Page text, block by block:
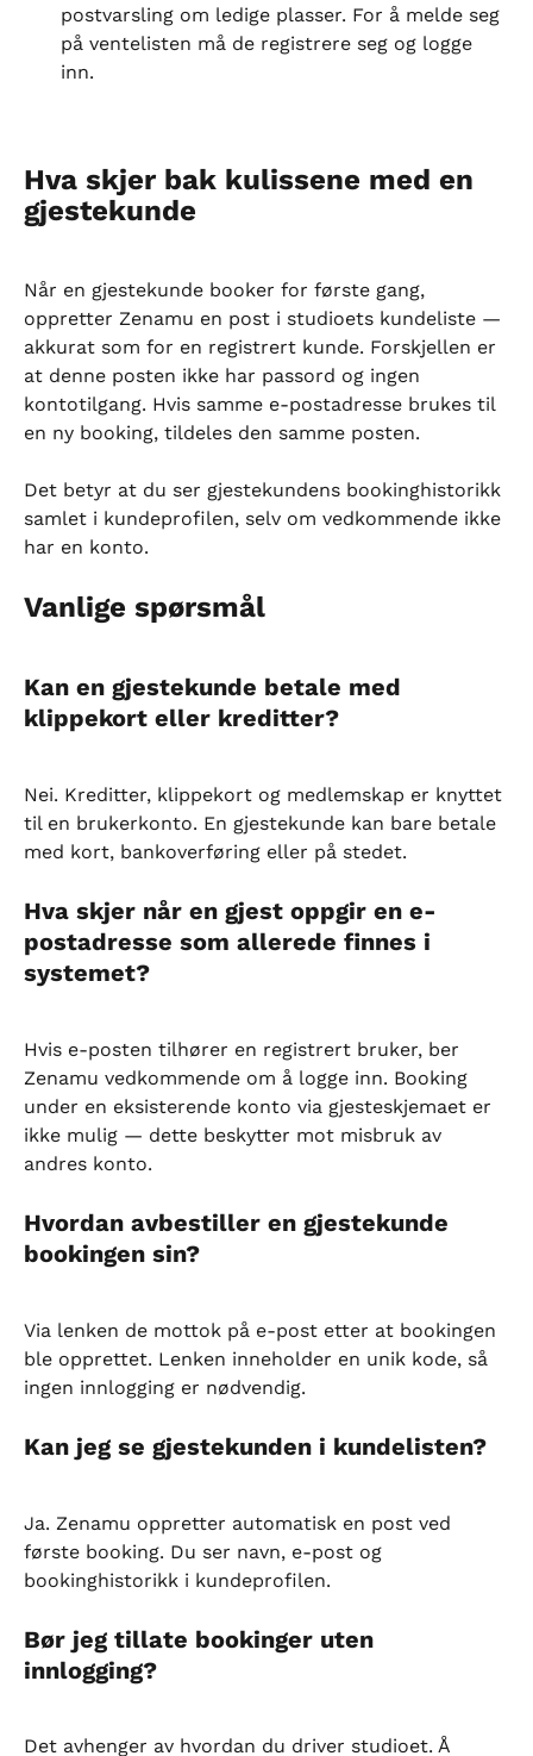
postvarsling om ledige plasser. For å melde seg
på ventelisten må de registrere seg og logge
inn.
Hva skjer bak kulissene med en
gjestekunde
Når en gjestekunde booker for første gang,
oppretter Zenamu en post i studioets kundeliste —
akkurat som for en registrert kunde. Forskjellen er
at denne posten ikke har passord og ingen
kontotilgang. Hvis samme e-postadresse brukes til
en ny booking, tildeles den samme posten.
Det betyr at du ser gjestekundens bookinghistorikk
samlet i kundeprofilen, selv om vedkommende ikke
har en konto.
Vanlige spørsmål
Kan en gjestekunde betale med
klippekort eller kreditter?
Nei. Kreditter, klippekort og medlemskap er knyttet
til en brukerkonto. En gjestekunde kan bare betale
med kort, bankoverføring eller på stedet.
Hva skjer når en gjest oppgir en e-
postadresse som allerede finnes i
systemet?
Hvis e-posten tilhører en registrert bruker, ber
Zenamu vedkommende om å logge inn. Booking
under en eksisterende konto via gjesteskjemaet er
ikke mulig — dette beskytter mot misbruk av
andres konto.
Hvordan avbestiller en gjestekunde
bookingen sin?
Via lenken de mottok på e-post etter at bookingen
ble opprettet. Lenken inneholder en unik kode, så
ingen innlogging er nødvendig.
Kan jeg se gjestekunden i kundelisten?
Ja. Zenamu oppretter automatisk en post ved
første booking. Du ser navn, e-post og
bookinghistorikk i kundeprofilen.
Bør jeg tillate bookinger uten
innlogging?
Det avhenger av hvordan du driver studioet. Å